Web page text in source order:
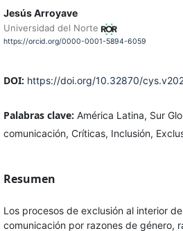
Jesús Arroyave
Universidad del Norte
https://orcid.org/0000-0001-5894-6059
DOI: https://doi.org/10.32870/
Palabras clave: América Latina, Sur
comunicación, Críticas, Inclusión,
Resumen
Los procesos de exclusión al interior
comunicación por razones de género,